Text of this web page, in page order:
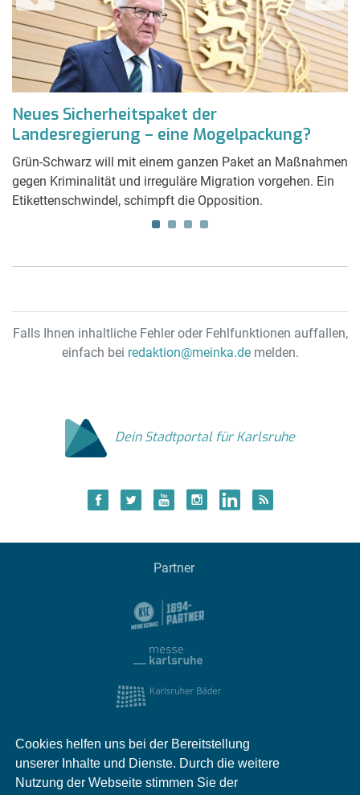
Cookies helfen uns bei der Bereitstellung
unserer Inhalte und Dienste. Durch die weitere
Nutzung der Webseite stimmen Sie der
Neues Sicherheitspaket der
Landesregierung – eine Mogelpackung?
Grün-Schwarz will mit einem ganzen Paket an Maßnahmen
gegen Kriminalität und irreguläre Migration vorgehen. Ein
Etikettenschwindel, schimpft die Opposition.
Falls Ihnen inhaltliche Fehler oder Fehlfunktionen auffallen,
einfach bei redaktion@meinka.demelden.
Dein Stadtportal für Karlsruhe
Partner